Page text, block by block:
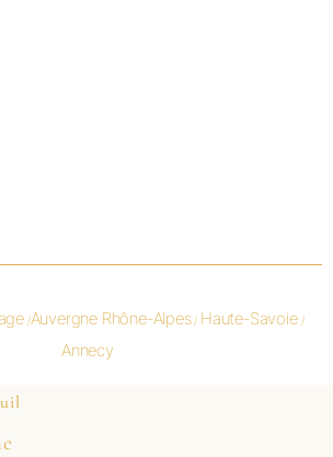
/Auvergne Rhône-Alpes/ Haute-Savoie/
Annecy